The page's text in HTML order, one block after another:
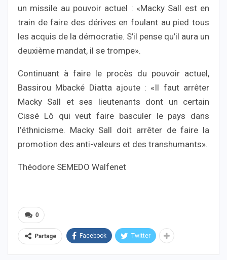
un missile au pouvoir actuel : «Macky Sall est en
train de faire des dérives en foulant au pied tous
les acquis de la démocratie. S’il pense qu’il aura un
deuxième mandat, il se trompe».
Continuant à faire le procès du pouvoir actuel,
Bassirou Mbacké Diatta ajoute : «Il faut arrêter
Macky Sall et ses lieutenants dont un certain
Cissé Lô qui veut faire basculer le pays dans
l’éthnicisme. Macky Sall doit arrêter de faire la
promotion des anti-valeurs et des transhumants».
Théodore SEMEDO Walfenet
0
Partage Facebook Twitter